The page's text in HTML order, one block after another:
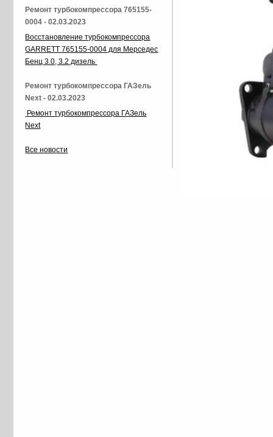
Ремонт турбокомпрессора 765155-
0004 - 02.03.2023
Восстановление турбокомпрессора
GARRETT 765155-0004 для Мерседес
Бенц 3.0, 3.2 дизель
Ремонт турбокомпрессора ГАЗель
Next - 02.03.2023
Ремонт турбокомпрессора ГАЗель
Next
Все новости